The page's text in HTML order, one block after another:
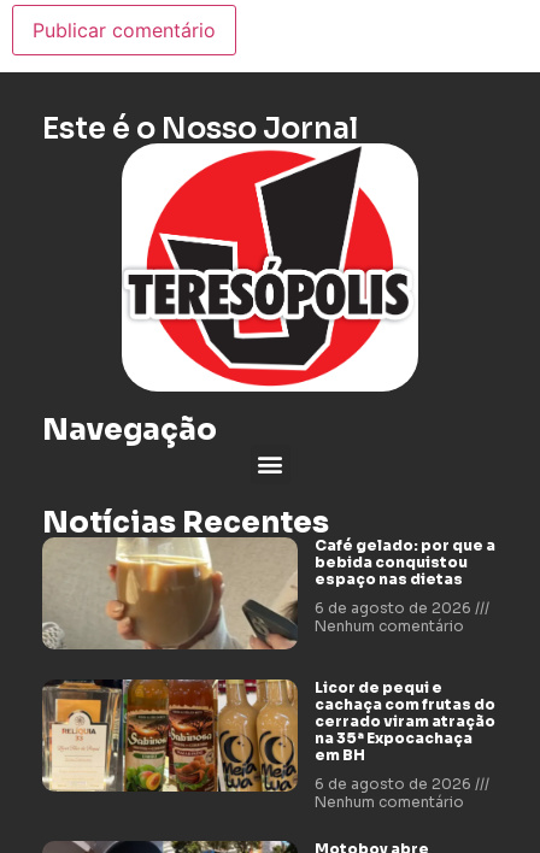
Este é o Nosso Jornal
Navegação
Notícias Recentes
Café gelado: por que a
bebida conquistou
espaço nas dietas
6 de agosto de 2026
Nenhum comentário
Licor de pequi e
cachaça com frutas do
cerrado viram atração
na 35ª Expocachaça
em BH
6 de agosto de 2026
Nenhum comentário
Motoboy abre